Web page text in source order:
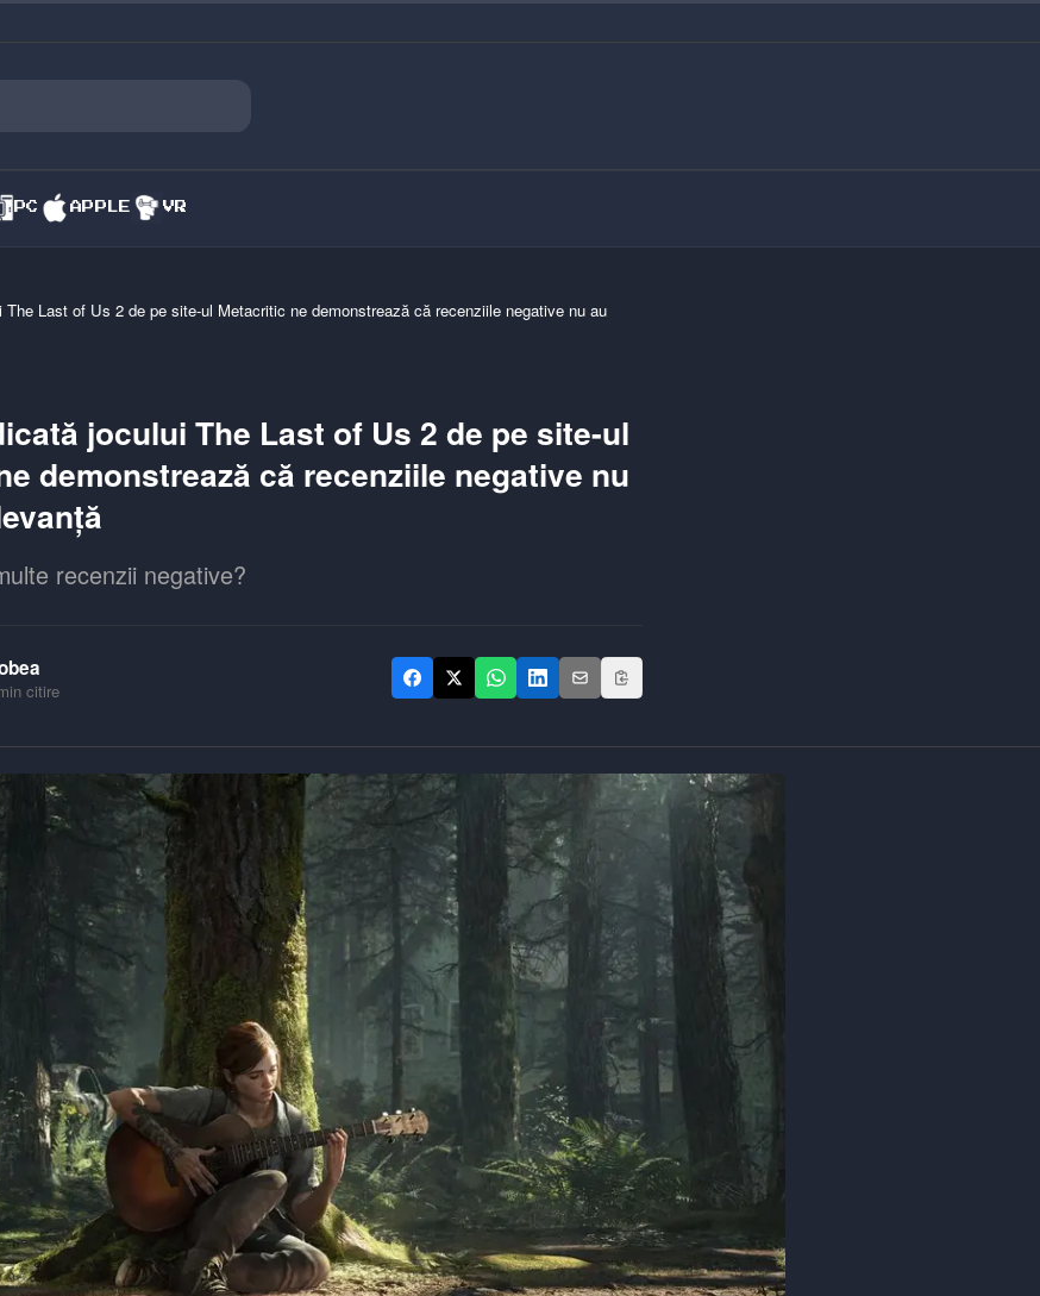
PC APPLE VR
The Last of Us 2 de pe site-ul Metacritic ne demonstrează că recenziile negative nu au
jocului The Last of Us 2 de pe site-ul
demonstrează că recenziile negative nu
recenzii negative?
citire